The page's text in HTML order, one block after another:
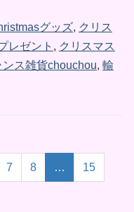
グッズ, クリス
レゼント , クリスマス
ンス雑貨chouchou, 輸
7 8 … 15